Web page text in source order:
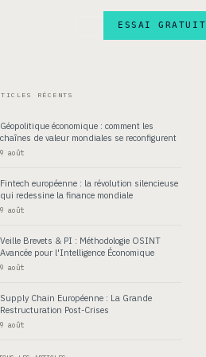
ESSAI GRATUIT
RÉCENTS
Géopolitique économique : comment les
chaînes de valeur mondiales se reconfigurent
9 août
Fintech européenne : la révolution silencieuse
qui redessine la finance mondiale
9 août
Veille Brevets & PI : Méthodologie OSINT
Avancée pour l'Intelligence Économique
9 août
Supply Chain Européenne : La Grande
Restructuration Post-Crises
9 août